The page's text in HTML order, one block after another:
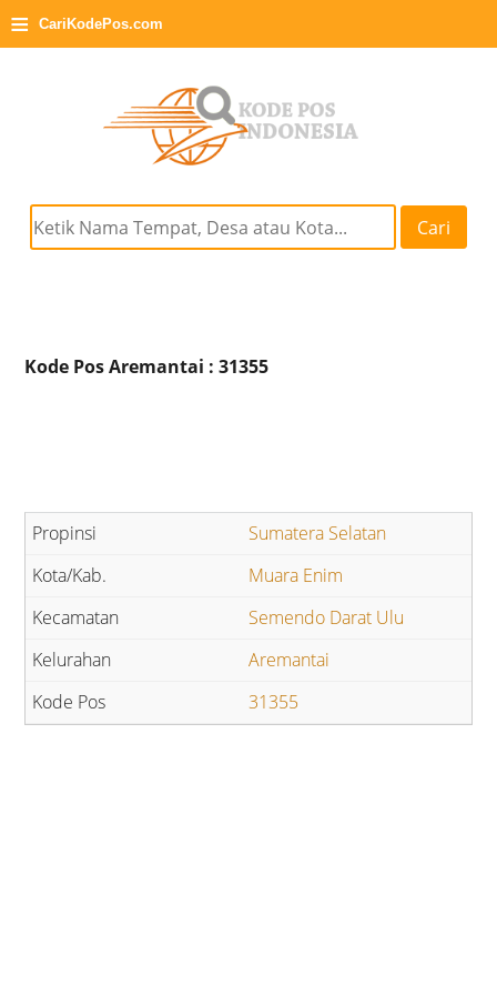
≡ CariKodePos.com
Cari
Kode Pos Aremantai : 31355
Sumatera Selatan
Muara Enim
Semendo Darat Ulu
Aremantai
31355